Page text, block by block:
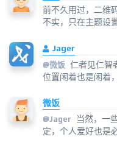
前不久用过，二维
不实，只在主题设
Jager
@微饭 仁者见仁智
位置闲着也是闲着
微饭
@Jager
当然，一
定，个人爱好也是